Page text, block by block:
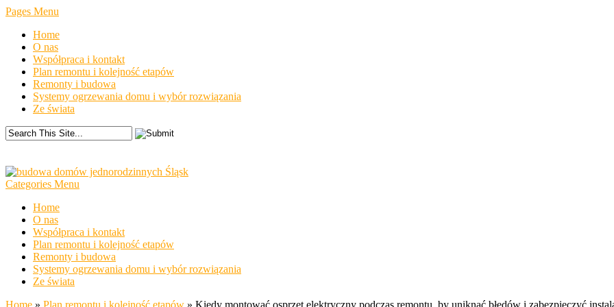
Pages Menu
Home
O nas
Współpraca i kontakt
Plan remontu i kolejność etapów
Remonty i budowa
Systemy ogrzewania domu i wybór rozwiązania
Ze świata
Categories Menu
Home
O nas
Współpraca i kontakt
Plan remontu i kolejność etapów
Remonty i budowa
Systemy ogrzewania domu i wybór rozwiązania
Ze świata
Home » Plan remontu i kolejność etapów » Kiedy montować osprzęt elektryczny podczas remontu, by uniknąć błędów i zabezpieczyć